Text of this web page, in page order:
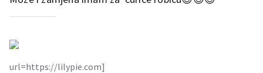
url=https://lilypie.com]